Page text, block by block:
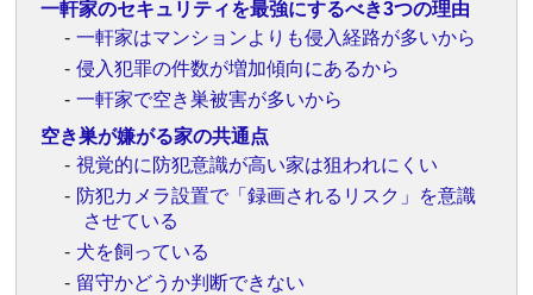
一軒家のセキュリティを最強にするべき3つの理由
一軒家はマンションよりも侵入経路が多いから
侵入犯罪の件数が増加傾向にあるから
一軒家で空き巣被害が多いから
空き巣が嫌がる家の共通点
視覚的に防犯意識が高い家は狙われにくい
防犯カメラ設置で「録画されるリスク」を意識
させている
犬を飼っている
留守かどうか判断できない